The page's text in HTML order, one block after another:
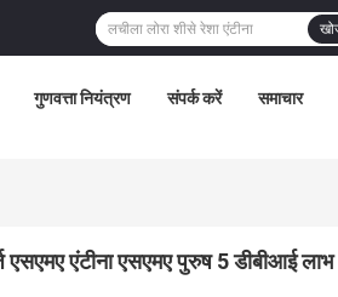
गुणवत्ता नियंत्रण संपर्क करें समाचार
एंटीना एसएमए पुरुष 5 डीबीआई लाभ